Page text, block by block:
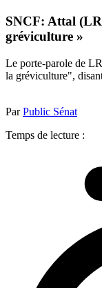
SNCF: Attal
gréviculture »
Le porte-parole de
la gréviculture",
ParPublic Sénat
Temps de lecture :